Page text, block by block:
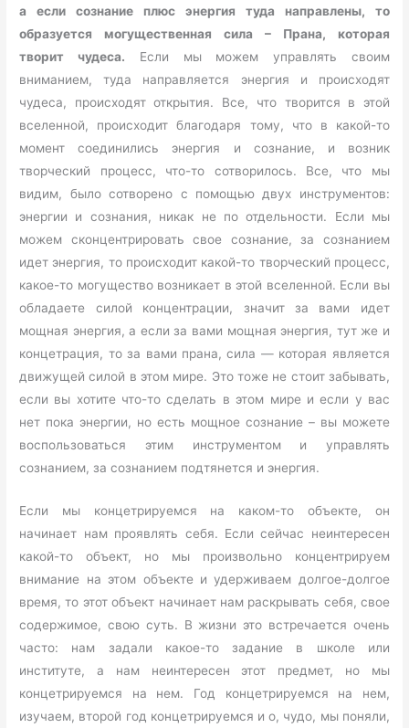
а если сознание плюс энергия туда направлены, то
образуется могущественная сила – Прана, которая
творит чудеса. Если мы можем управлять своим
вниманием, туда направляется энергия и происходят
чудеса, происходят открытия. Все, что творится в этой
вселенной, происходит благодаря тому, что в какой-то
момент соединились энергия и сознание, и возник
творческий процесс, что-то сотворилось. Все, что мы
видим, было сотворено с помощью двух инструментов:
энергии и сознания, никак не по отдельности. Если мы
можем сконцентрировать свое сознание, за сознанием
идет энергия, то происходит какой-то творческий процесс,
какое-то могущество возникает в этой вселенной. Если вы
обладаете силой концентрации, значит за вами идет
мощная энергия, а если за вами мощная энергия, тут же и
концетрация, то за вами прана, сила — которая является
движущей силой в этом мире. Это тоже не стоит забывать,
если вы хотите что-то сделать в этом мире и если у вас
нет пока энергии, но есть мощное сознание – вы можете
воспользоваться этим инструментом и управлять
сознанием, за сознанием подтянется и энергия.
Если мы концетрируемся на каком-то объекте, он
начинает нам проявлять себя. Если сейчас неинтересен
какой-то объект, но мы произвольно концентрируем
внимание на этом объекте и удерживаем долгое-долгое
время, то этот объект начинает нам раскрывать себя, свое
содержимое, свою суть. В жизни это встречается очень
часто: нам задали какое-то задание в школе или
институте, а нам неинтересен этот предмет, но мы
концетрируемся на нем. Год концетрируемся на нем,
изучаем, второй год концетрируемся и о, чудо, мы поняли,